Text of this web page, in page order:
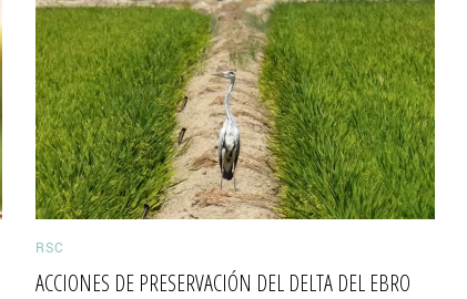
RSC
ACCIONES DE PRESERVACIÓN DEL DELTA DEL EBRO